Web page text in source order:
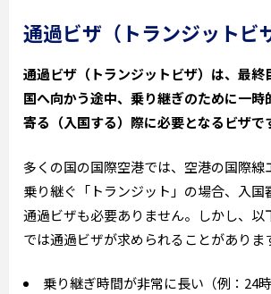
通過ビザ（トランジットビ
通過ビザ（トランジットビザ）は、最終
国へ向かう途中、乗り継ぎのために一時
寄る（入国する）際に必要となるビザで
多くの国の国際空港では、空港の国際線
乗り継ぐ「トランジット」の場合、入国
通過ビザも必要ありません。しかし、以
では通過ビザが求められることがありま
乗り継ぎ時間が非常に長い（例：24時